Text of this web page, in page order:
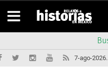
7-ago-2026.